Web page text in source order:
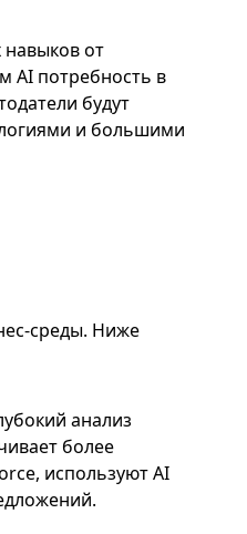
навыков от
AI потребность в
будут
и большими
среды. Ниже
анализ
более
используют AI